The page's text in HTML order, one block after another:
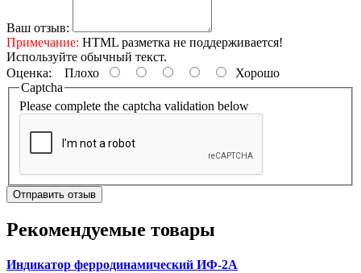
Ваш отзыв:
Примечание: HTML разметка не поддерживается!
Используйте обычный текст.
Оценка: Плохо
Хорошо
Captcha
Please complete the captcha validation below
Отправить отзыв
Рекомендуемые товары
Индикатор ферродинамический ИФ-2А